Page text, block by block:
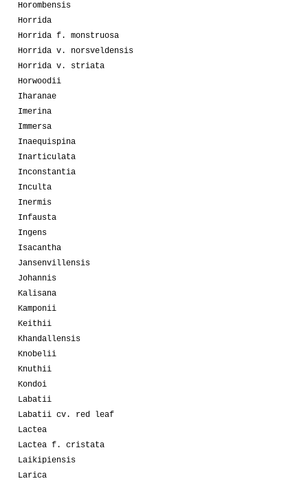
Horombensis
Horrida
Horrida f. monstruosa
Horrida v. norsveldensis
Horrida v. striata
Horwoodii
Iharanae
Imerina
Immersa
Inaequispina
Inarticulata
Inconstantia
Inculta
Inermis
Infausta
Ingens
Isacantha
Jansenvillensis
Johannis
Kalisana
Kamponii
Keithii
Khandallensis
Knobelii
Knuthii
Kondoi
Labatii
Labatii cv. red leaf
Lactea
Lactea f. cristata
Laikipiensis
Larica